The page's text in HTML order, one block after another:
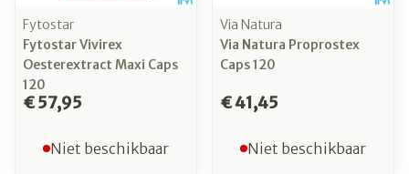
Fytostar
Fytostar Vivirex
Oesterextract Maxi Caps
120
€ 57,95
Niet beschikbaar
Via Natura
Via Natura Proprostex
Caps 120
€ 41,45
Niet beschikbaar